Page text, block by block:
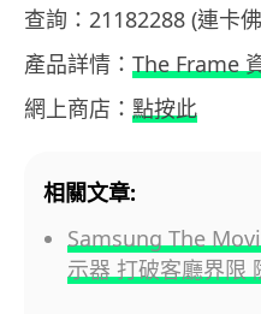
查詢：21182288 (連卡
產品詳情： The Frame
網上商店： 點按此
相關文章:
Samsung The
示器 打破客廳界限